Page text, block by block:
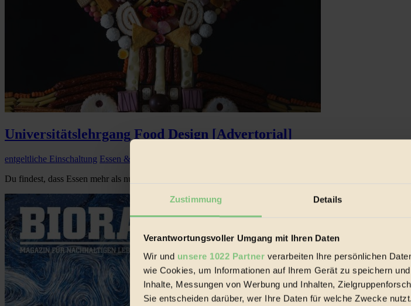
Zustimmung Details
Verantwortungsvoller Umgang mit Ihren Daten
Wir und unsere 1022 Partner verarbeiten Ihre persönlichen
wie Cookies, um Informationen auf Ihrem Gerät zu speichern
Inhalte, Messungen von Werbung und Inhalten,
Sie entscheiden darüber, wer Ihre Daten für welche Zwecke
Universitätslehrgang Food Design [Advertorial]
entgeltliche Einschaltung Essen & Trinken
Du findest, dass Essen mehr als nur Nahrungsaufnahme ist? Nachhaltige Lebensmittel und biologische